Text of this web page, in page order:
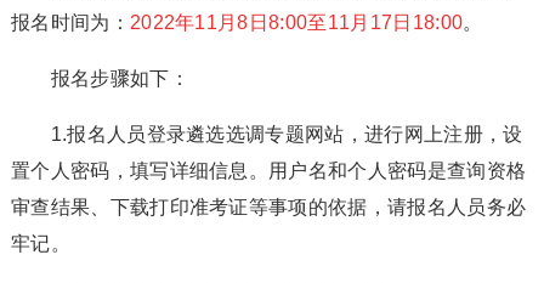
报名时间为： 2022年11月8日8:00至11月17日18:00。
报名步骤如下：
1.报名人员登录遴选选调专题网站，进行网上注册，设
置个人密码，填写详细信息。用户名和个人密码是查询资格
审查结果、下载打印准考证等事项的依据，请报名人员务必
牢记。